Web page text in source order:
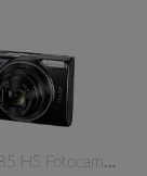
Canon Ixus 285 HS Fotocamera C…